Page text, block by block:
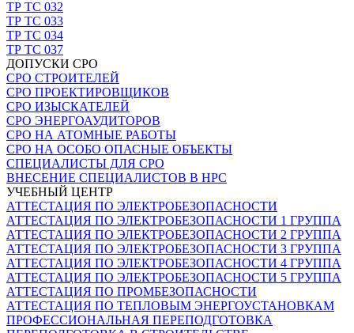
ТР ТС 032
ТР ТС 033
ТР ТС 034
ТР ТС 037
ДОПУСКИ СРО
СРО СТРОИТЕЛЕЙ
СРО ПРОЕКТИРОВЩИКОВ
СРО ИЗЫСКАТЕЛЕЙ
СРО ЭНЕРГОАУДИТОРОВ
СРО НА АТОМНЫЕ РАБОТЫ
СРО НА ОСОБО ОПАСНЫЕ ОБЪЕКТЫ
СПЕЦИАЛИСТЫ ДЛЯ СРО
ВНЕСЕНИЕ СПЕЦИАЛИСТОВ В НРС
УЧЕБНЫЙ ЦЕНТР
АТТЕСТАЦИЯ ПО ЭЛЕКТРОБЕЗОПАСНОСТИ
АТТЕСТАЦИЯ ПО ЭЛЕКТРОБЕЗОПАСНОСТИ 1 ГРУППА
АТТЕСТАЦИЯ ПО ЭЛЕКТРОБЕЗОПАСНОСТИ 2 ГРУППА
АТТЕСТАЦИЯ ПО ЭЛЕКТРОБЕЗОПАСНОСТИ 3 ГРУППА
АТТЕСТАЦИЯ ПО ЭЛЕКТРОБЕЗОПАСНОСТИ 4 ГРУППА
АТТЕСТАЦИЯ ПО ЭЛЕКТРОБЕЗОПАСНОСТИ 5 ГРУППА
АТТЕСТАЦИЯ ПО ПРОМБЕЗОПАСНОСТИ
АТТЕСТАЦИЯ ПО ТЕПЛОВЫМ ЭНЕРГОУСТАНОВКАМ
ПРОФЕССИОНАЛЬНАЯ ПЕРЕПОДГОТОВКА